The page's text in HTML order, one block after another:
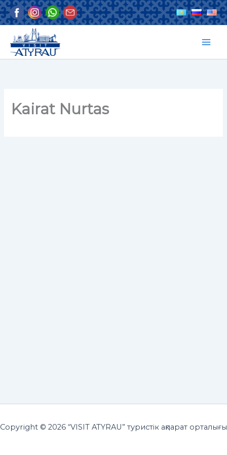
Skip
to
Kairat Nurtas
Copyright © 2026 “VISIT ATYRAU” туристік ақпарат орталығы